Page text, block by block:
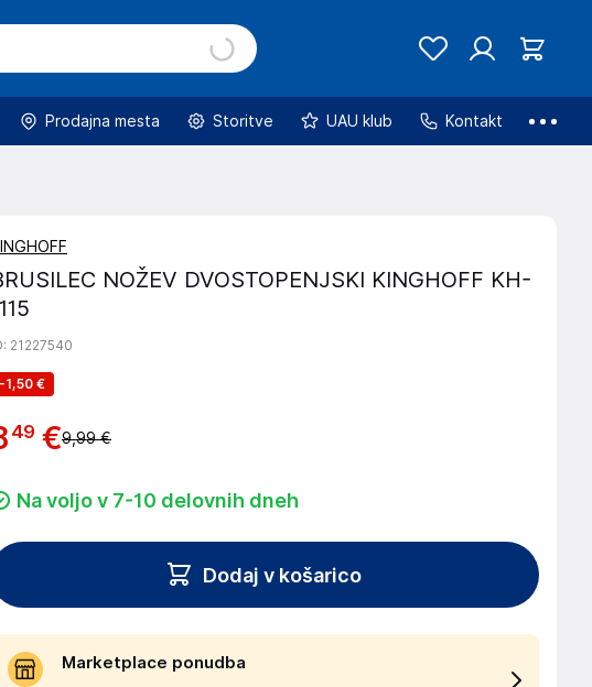
Prodajna mesta Storitve UAU klub Kontakt
NOŽEV DVOSTOPENJSKI KINGHOFF KH-
: 21227540
-1,50 €
49 €9,99 €
Na voljo v 7-10 delovnih dneh
Dodaj v košarico
Marketplace ponudba